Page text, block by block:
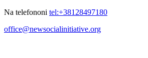
Na telefononi tel:+38128497180
office@newsocialinitiative.org